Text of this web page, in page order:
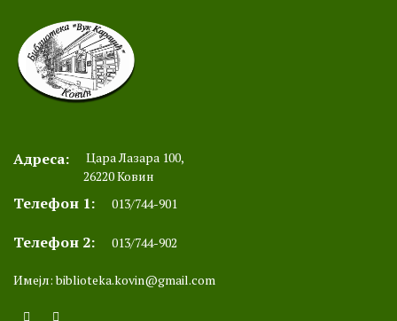
Адреса:
Цара Лазара 100,
26220 Ковин
Телефон 1: 013/744-901
Телефон 2: 013/744-902
Имејл: biblioteka.kovin@gmail.com